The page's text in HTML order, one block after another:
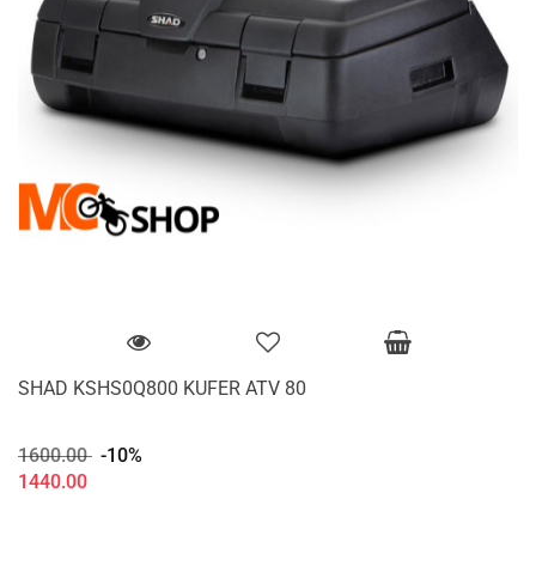
SHAD KSHS0Q800 KUFER ATV 80
1600.00 -10%
1440.00